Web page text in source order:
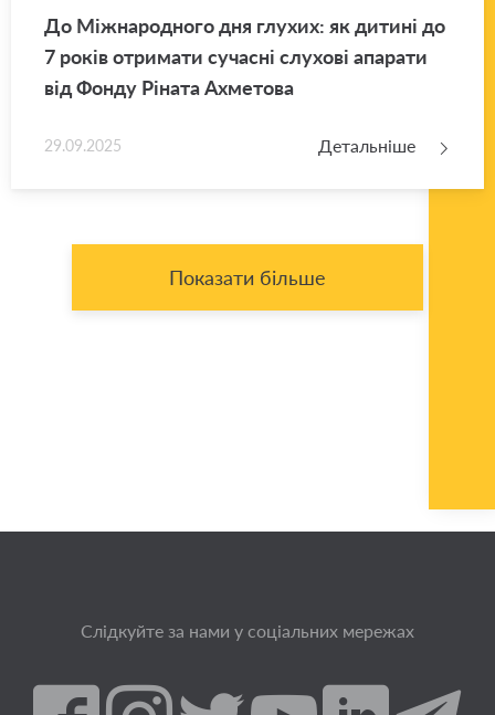
До Між­на­ро­дно­го дня глу­хих: як ди­ти­ні до
7 років отри­ма­ти су­ча­сні слу­хо­ві апа­ра­ти
від Фонду Рі­на­та Ахме­то­ва
29.09.2025 Детальніше
Показати більше
Слідкуйте за нами у соціальних мережах